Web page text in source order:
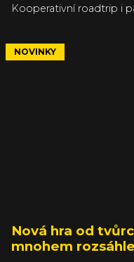
Kooperativní roadtrip i
NOVINKY
Nová hra od
mnohem